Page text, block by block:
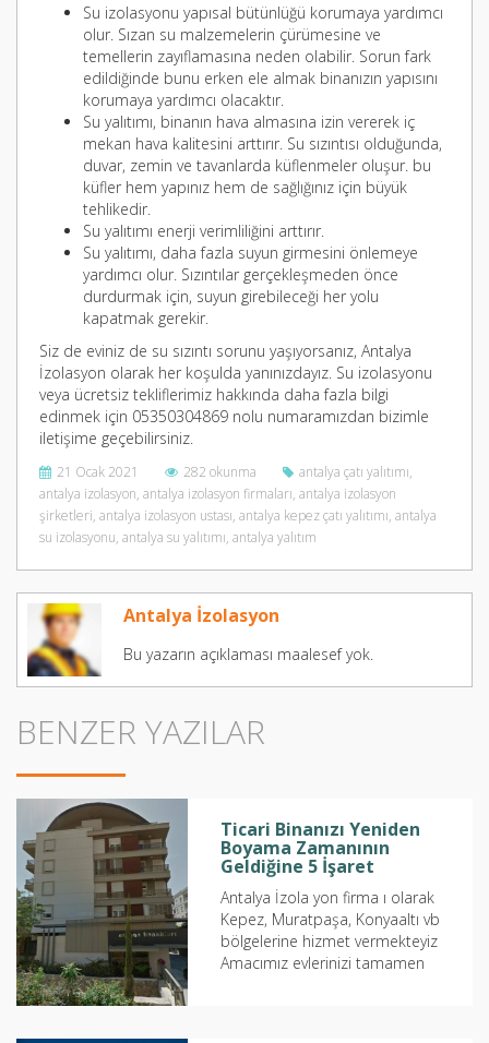
Su izolasyonu yapısal bütünlüğü korumaya yardımcı
olur. Sızan su malzemelerin çürümesine ve
temellerin zayıflamasına neden olabilir. Sorun fark
edildiğinde bunu erken ele almak binanızın yapısını
korumaya yardımcı olacaktır.
Su yalıtımı, binanın hava almasına izin vererek iç
mekan hava kalitesini arttırır. Su sızıntısı olduğunda,
duvar, zemin ve tavanlarda küflenmeler oluşur. bu
küfler hem yapınız hem de sağlığınız için büyük
tehlikedir.
Su yalıtımı enerji verimliliğini arttırır.
Su yalıtımı, daha fazla suyun girmesini önlemeye
yardımcı olur. Sızıntılar gerçekleşmeden önce
durdurmak için, suyun girebileceği her yolu
kapatmak gerekir.
Siz de eviniz de su sızıntı sorunu yaşıyorsanız, Antalya
İzolasyon olarak her koşulda yanınızdayız. Su izolasyonu
veya ücretsiz tekliflerimiz hakkında daha fazla bilgi
edinmek için 05350304869 nolu numaramızdan bizimle
iletişime geçebilirsiniz.
21 Ocak 2021 282 okunma antalya çatı yalıtımı,
antalya izolasyon, antalya izolasyon firmaları, antalya izolasyon
şirketleri, antalya izolasyon ustası, antalya kepez çatı yalıtımı, antalya
su izolasyonu, antalya su yalıtımı, antalya yalıtım
Antalya İzolasyon
Bu yazarın açıklaması maalesef yok.
BENZER YAZILAR
Ticari Binanızı Yeniden
Boyama Zamanının
Geldiğine 5 İşaret
Antalya İzola yon firma ı olarak
Kepez, Muratpaşa, Konyaaltı vb
bölgelerine hizmet vermekteyiz
Amacımız evlerinizi tamamen